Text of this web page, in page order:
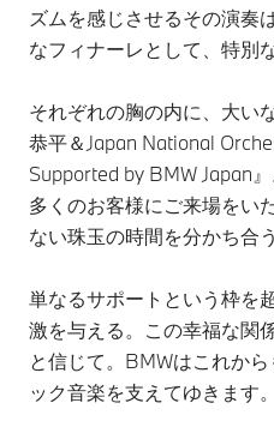
ズムを感じさせるその演奏
なフィナーレとして、特別
それぞれの胸の内に、大い
恭平＆Japan National
Supported by BMW Japan
多くのお客様にご来場をい
ない珠玉の時間を分かち合
単なるサポートという枠を
激を与える。この幸福な関
と信じて。BMWはこれか
ック音楽を支えてゆきます。